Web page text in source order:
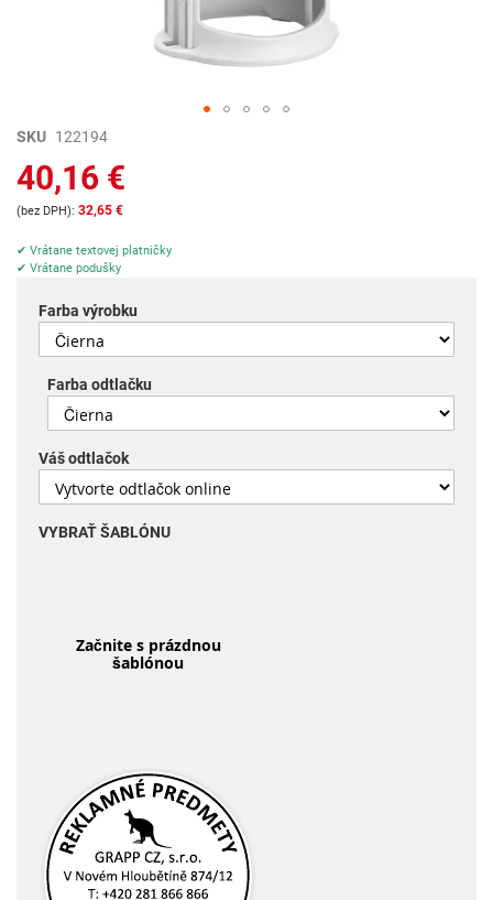
Preskočiť
začiatok
galérie
obrázkov
SKU 122194
40,16 €
32,65 €
✔ Vrátane textovej platničky
✔ Vrátane podušky
Farba výrobku
Farba odtlačku
Váš odtlačok
VYBRAŤ ŠABLÓNU
Začnite s prázdnou
šablónou